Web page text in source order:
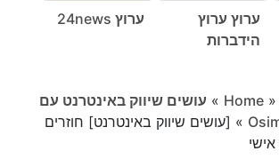
ערוץ ערוץ
הידברות
ערוץ 24news
Home »
» עושים שיווק באינטרנט עם
» [עושים שיווק באינטרנט] חוזרים